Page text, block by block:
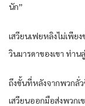
นัก”
เสวียนเฟยหลิงไม่เพีย
วินมารดาของเขา ท่า
ถึงขั้นที่หลังจากพวกลั่ว
เสวียนออกมือส่งพวกเ